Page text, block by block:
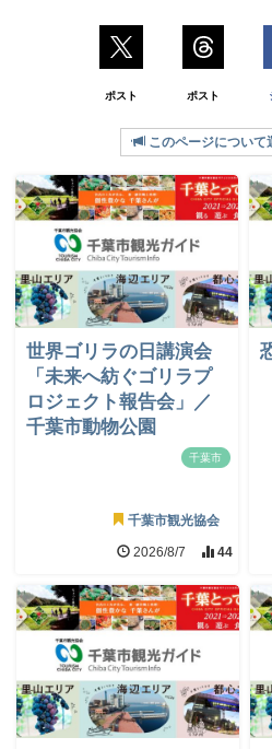
ポスト ポスト
このページについて
世界ゴリラの日講演会
「未来へ紡ぐゴリラプ
ロジェクト報告会」／
千葉市動物公園
千葉市
千葉市観光協会
2026/8/7 44